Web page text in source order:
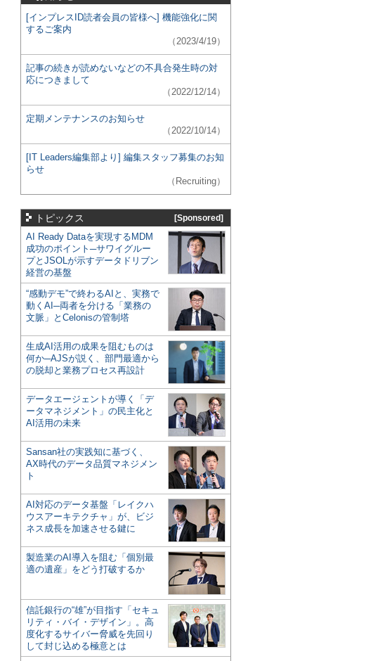
[インプレスID読者会員の皆様へ] 機能強化に関
するご案内
（2023/4/19）
記事の続きが読めないなどの不具合発生時の対
応につきまして
（2022/12/14）
定期メンテナンスのお知らせ
（2022/10/14）
[IT Leaders編集部より] 編集スタッフ募集のお知
らせ
（Recruiting）
トピックス [Sponsored]
AI Ready Dataを実現するMDM
成功のポイント─サワイグルー
プとJSOLが示すデータドリブン
経営の基盤
“感動デモ”で終わるAIと、実務で
動くAI─両者を分ける「業務の
文脈」とCelonisの管制塔
生成AI活用の成果を阻むものは
何か─AJSが説く、部門最適から
の脱却と業務プロセス再設計
データエージェントが導く「デ
ータマネジメント」の民主化と
AI活用の未来
Sansan社の実践知に基づく、
AX時代のデータ品質マネジメン
ト
AI対応のデータ基盤「レイクハ
ウスアーキテクチャ」が、ビジ
ネス成長を加速させる鍵に
製造業のAI導入を阻む「個別最
適の遺産」をどう打破するか
信託銀行の“雄”が目指す「セキュ
リティ・バイ・デザイン」。高
度化するサイバー脅威を先回り
して封じ込める極意とは